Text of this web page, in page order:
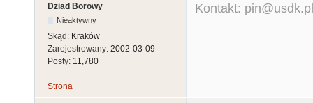
Dziad Borowy
Nieaktywny
Skąd: Kraków
Zarejestrowany: 2002-03-09
Posty: 11,780
Kontakt: pin@usdk.pl
Strona